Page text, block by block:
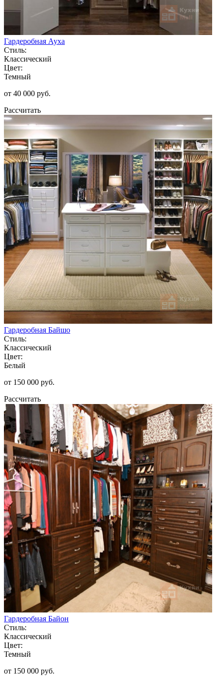
Гардеробная Ауха
Стиль:
Классический
Цвет:
Темный
от 40 000 руб.
Рассчитать
Гардеробная Байшо
Стиль:
Классический
Цвет:
Белый
от 150 000 руб.
Рассчитать
Гардеробная Байон
Стиль:
Классический
Цвет:
Темный
от 150 000 руб.